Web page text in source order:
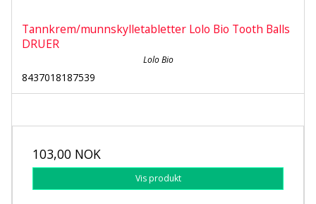
Tannkrem/munnskylletabletter Lolo Bio Tooth Balls
DRUER
Lolo Bio
8437018187539
103,00 NOK
Vis produkt